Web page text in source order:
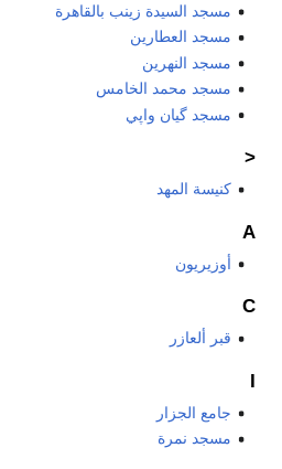
مسجد السيدة زينب بالقاهرة
مسجد العطارين
مسجد النهرين
مسجد محمد الخامس
مسجد گيان واپي
<
كنيسة المهد
A
أوزيريون
C
قبر ألعازر
I
جامع الجزار
مسجد نمرة